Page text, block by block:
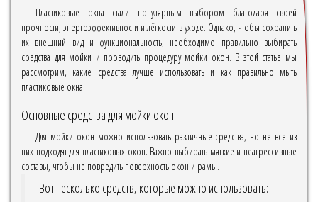
Пластиковые окна стали популярным выбором благодаря своей
прочности, энергоэффективности и лёгкости в уходе. Однако, чтобы сохранить
их внешний вид и функциональность, необходимо правильно выбирать
средства для мойки и проводить процедуру мойки окон. В этой статье мы
рассмотрим, какие средства лучше использовать и как правильно мыть
пластиковые окна.
Основные средства для мойки окон
Для мойки окон можно использовать различные средства, но не все из
них подходят для пластиковых окон. Важно выбирать мягкие и неагрессивные
составы, чтобы не повредить поверхность окон и рамы.
Вот несколько средств, которые можно использовать: